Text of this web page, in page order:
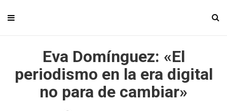
Eva Domínguez: «El
periodismo en la era digital
no para de cambiar»